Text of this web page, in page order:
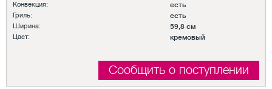
Конвекция: есть
Гриль: есть
Ширина: 59,8 см
Цвет: кремовый
Сообщить о поступлении